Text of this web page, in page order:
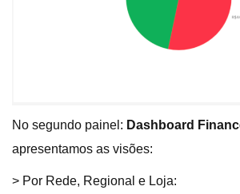
No segundo painel: Dashboard
apresentamos as visões:
> Por Rede, Regional e Loja: